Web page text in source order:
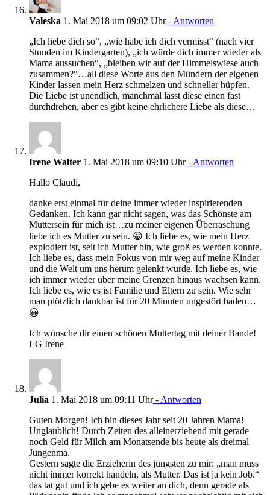
Valeska 1. Mai 2018 um 09:02 Uhr- Antworten
„Ich liebe dich so“, „wie habe ich dich vermisst“ (nach vier
Stunden im Kindergarten), „ich würde dich immer wieder als
Mama aussuchen“, „bleiben wir auf der Himmelswiese auch
zusammen?“…all diese Worte aus den Mündern der eigenen
Kinder lassen mein Herz schmelzen und schneller hüpfen.
Die Liebe ist unendlich, manchmal lässt diese einen fast
durchdrehen, aber es gibt keine ehrlichere Liebe als diese…
Irene Walter 1. Mai 2018 um 09:10 Uhr- Antworten
Hallo Claudi,
danke erst einmal für deine immer wieder inspirierenden
Gedanken. Ich kann gar nicht sagen, was das Schönste am
Muttersein für mich ist…zu meiner eigenen Überraschung
liebe ich es Mutter zu sein. 😀 Ich liebe es, wie mein Herz
explodiert ist, seit ich Mutter bin, wie groß es werden konnte.
Ich liebe es, dass mein Fokus von mir weg auf meine Kinder
und die Welt um uns herum gelenkt wurde. Ich liebe es, wie
ich immer wieder über meine Grenzen hinaus wachsen kann.
Ich liebe es, wie es ist Familie und Eltern zu sein. Wie sehr
man plötzlich dankbar ist für 20 Minuten ungestört baden…
😀
Ich wünsche dir einen schönen Muttertag mit deiner Bande!
LG Irene
Julia 1. Mai 2018 um 09:11 Uhr- Antworten
Guten Morgen! Ich bin dieses Jahr seit 20 Jahren Mama!
Unglaublich! Durch Zeiten des alleinerziehend mit gerade
noch Geld für Milch am Monatsende bis heute als dreimal
Jungenma.
Gestern sagte die Erzieherin des jüngsten zu mir: „man muss
nicht immer korrekt handeln, als Mutter. Das ist ja kein Job.“
das tat gut und ich gebe es weiter an dich, denn gerade als